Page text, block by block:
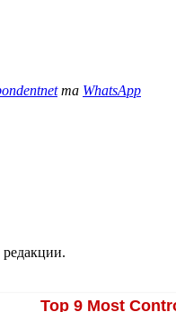
та WhatsApp